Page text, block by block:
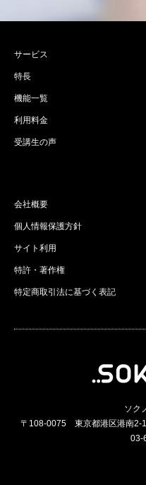
サービス
特長
機能一覧
利用料金
受講生の声
会社概要
個人情報保護方針
サイト利用
特許・著作権
特定商取引法に基づく表記
ソク
〒108-0075 東京都港区港南2-
03-